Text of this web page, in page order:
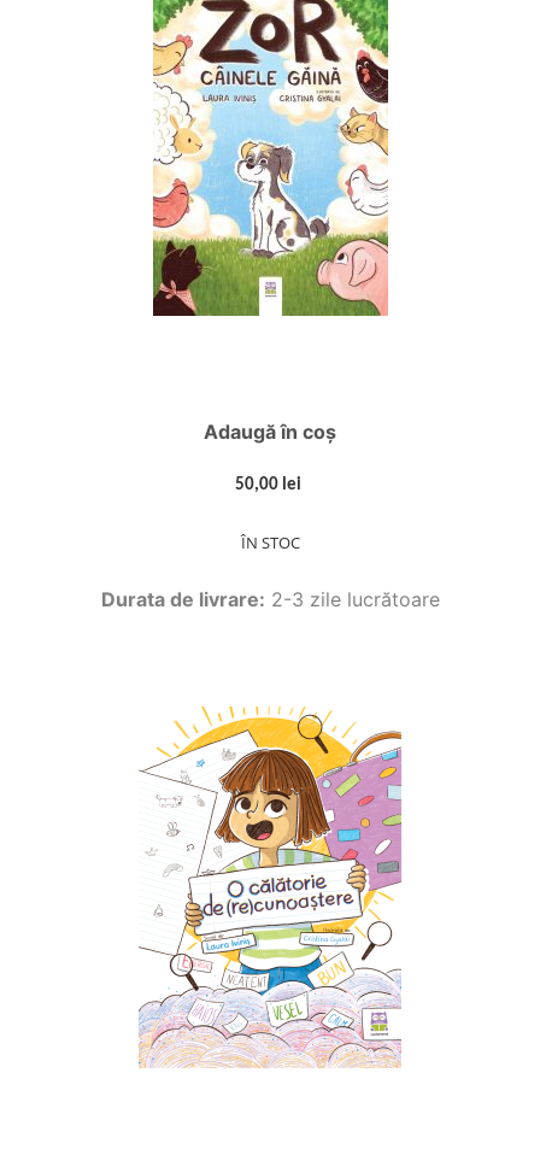
Adaugă în coș
50,00 lei
ÎN STOC
Durata de livrare: 2-3 zile lucrătoare